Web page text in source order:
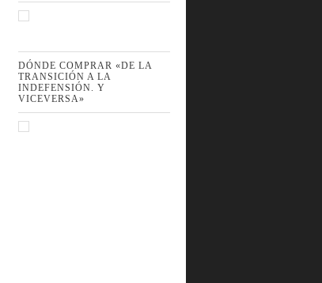
DÓNDE COMPRAR «DE LA
TRANSICIÓN A LA
INDEFENSIÓN. Y
VICEVERSA»